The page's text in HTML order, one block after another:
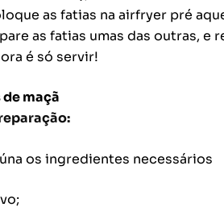
as fatias na airfryer pré
as fatias umas das outras,
é só servir!
maçã
os ingredientes necessários